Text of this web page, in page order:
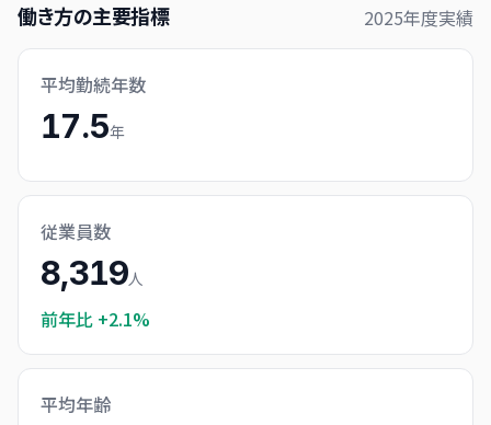
働き方の主要指標 2025年度実績
平均勤続年数
17.5年
従業員数
8,319人
前年比 +2.1%
平均年齢